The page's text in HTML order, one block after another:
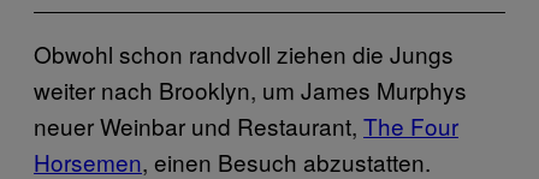
Obwohl schon randvoll ziehen die Jungs
weiter nach Brooklyn, um James Murphys
neuer Weinbar und Restaurant, The Four
Horsemen, einen Besuch abzustatten.